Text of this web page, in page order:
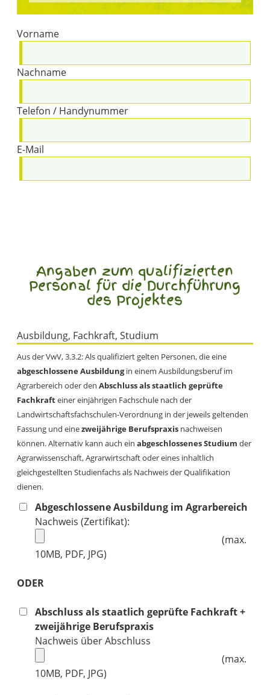
Vorname
Nachname
Telefon / Handynummer
E-Mail
Angaben zum qualifizierten
Personal für die Durchführung
des Projektes
Ausbildung, Fachkraft, Studium
Aus der VwV, 3.3.2: Als qualifiziert gelten Personen, die eine
abgeschlossene Ausbildungin einem Ausbildungsberuf im
Agrarbereich oder denAbschluss als staatlich geprüfte
Fachkrafteiner einjährigen Fachschule nach der
Landwirtschaftsfachschulen-Verordnung in der jeweils geltenden
Fassung und einezweijährige Berufspraxis nachweisen
können. Alternativ kann auch einabgeschlossenes Studium der
Agrarwissenschaft, Agrarwirtschaft oder eines inhaltlich
gleichgestellten Studienfachs als Nachweis der Qualifikation
dienen.
Abgeschlossene Ausbildung im Agrarbereich
Nachweis (Zertifikat):
(max.
10MB, PDF, JPG)
ODER
Abschluss als staatlich geprüfte Fachkraft +
zweijährige Berufspraxis
Nachweis über Abschluss
(max.
10MB, PDF, JPG)